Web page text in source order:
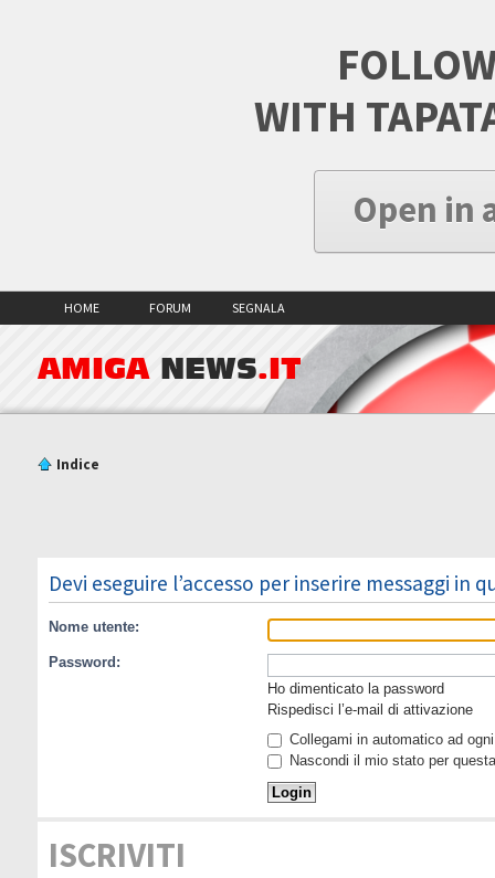
WITH
Open in
HOME FORUM SEGNALA
AMIGA NEWS.IT
Indice
Devi eseguire l’accesso per inserire messaggi in
Nome utente:
Password:
Ho dimenticato la password
Rispedisci l’e-mail di attivazione
Collegami in automatico ad
Nascondi il mio stato per
ISCRIVITI